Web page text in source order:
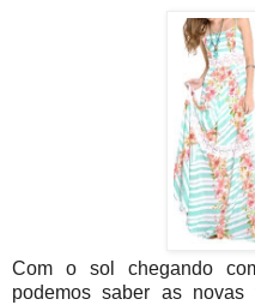
Com o sol chegando
podemos saber as novas